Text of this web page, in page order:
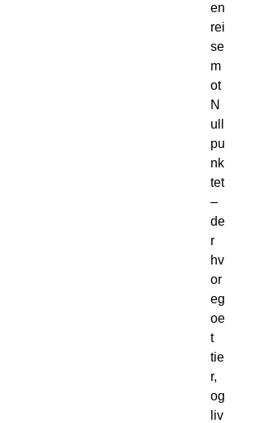
en
rei
se
m
ot
N
ull
pu
nk
tet
–
de
r
hv
or
eg
oe
t
tie
r,
og
liv